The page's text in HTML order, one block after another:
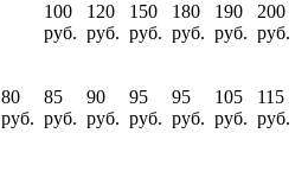
100
руб.
120
руб.
150
руб.
180
руб.
190
руб.
200
руб.
80
руб.
85
руб.
90
руб.
95
руб.
95
руб.
105
руб.
115
руб.